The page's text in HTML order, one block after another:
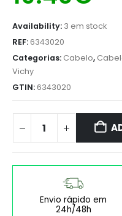
Availability: 3 em stock
REF:6343020
Categorias: Cabelo,
Vichy
GTIN:6343020
Envio rápido em
24h/48h